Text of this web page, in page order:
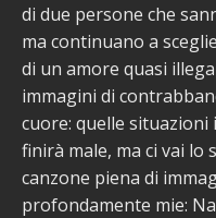
di due persone che
ma continuano a
di un amore quasi
immagini di
cuore: quelle
finirà male, ma ci vai lo
canzone piena di
profondamente mie: